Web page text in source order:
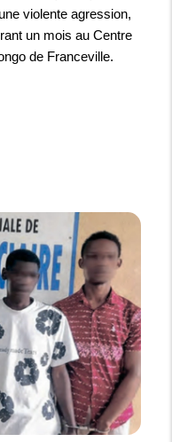
violente agression,
un mois au Centre
de Franceville.